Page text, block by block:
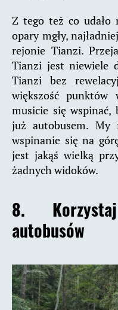
Z tego też co udało
opary mgły,
rejonie Tianzi.
Tianzi jest niewiele
Tianzi bez
większość punktów
musicie się wspinać,
już autobusem. My
wspinanie się na
jest jakąś wielką
żadnych widoków.
8.
autobusów